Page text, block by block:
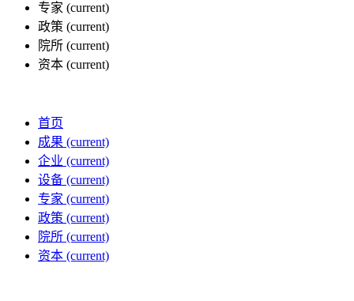
专家 (current)
政策 (current)
院所 (current)
资本 (current)
首页
成果 (current)
企业 (current)
设备 (current)
专家 (current)
政策 (current)
院所 (current)
资本 (current)